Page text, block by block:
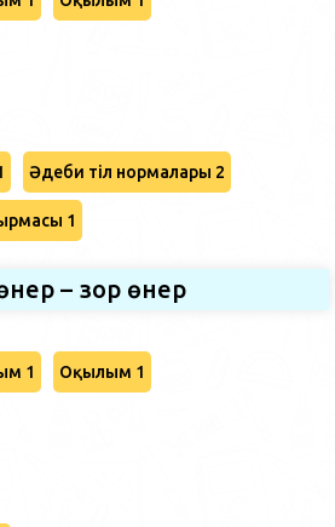
Әдеби тіл нормалары 2
1
– зор өнер
1 Оқылым 1